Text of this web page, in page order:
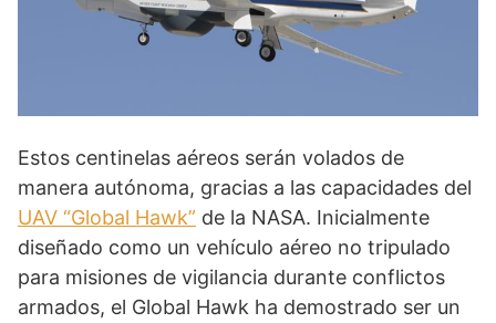
Estos centinelas aéreos serán volados de
manera autónoma, gracias a las capacidades del
UAV “Global Hawk” de la NASA. Inicialmente
diseñado como un vehículo aéreo no tripulado
para misiones de vigilancia durante conflictos
armados, el Global Hawk ha demostrado ser un